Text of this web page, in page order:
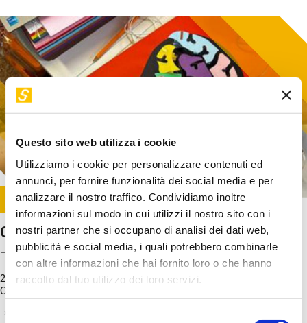
Questo sito web utilizza i cookie
Utilizziamo i cookie per personalizzare contenuti ed
annunci, per fornire funzionalità dei social media e per
analizzare il nostro traffico. Condividiamo inoltre
informazioni sul modo in cui utilizzi il nostro sito con i
nostri partner che si occupano di analisi dei dati web,
pubblicità e social media, i quali potrebbero combinarle
con altre informazioni che hai fornito loro o che hanno
raccolto dal tuo utilizzo dei loro servizi.
Selezione
Image
SUNDAY@STEP
Come funziona il cervello?
Laboratorio
20 Set 2026 / 11:15 - 13:00
Costo
Proveremo a costruire un cervello in cartoncino cercando di